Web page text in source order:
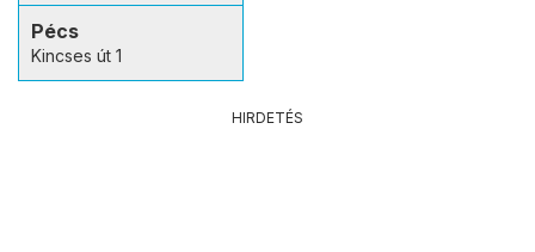
Pécs
Kincses út 1
HIRDETÉS